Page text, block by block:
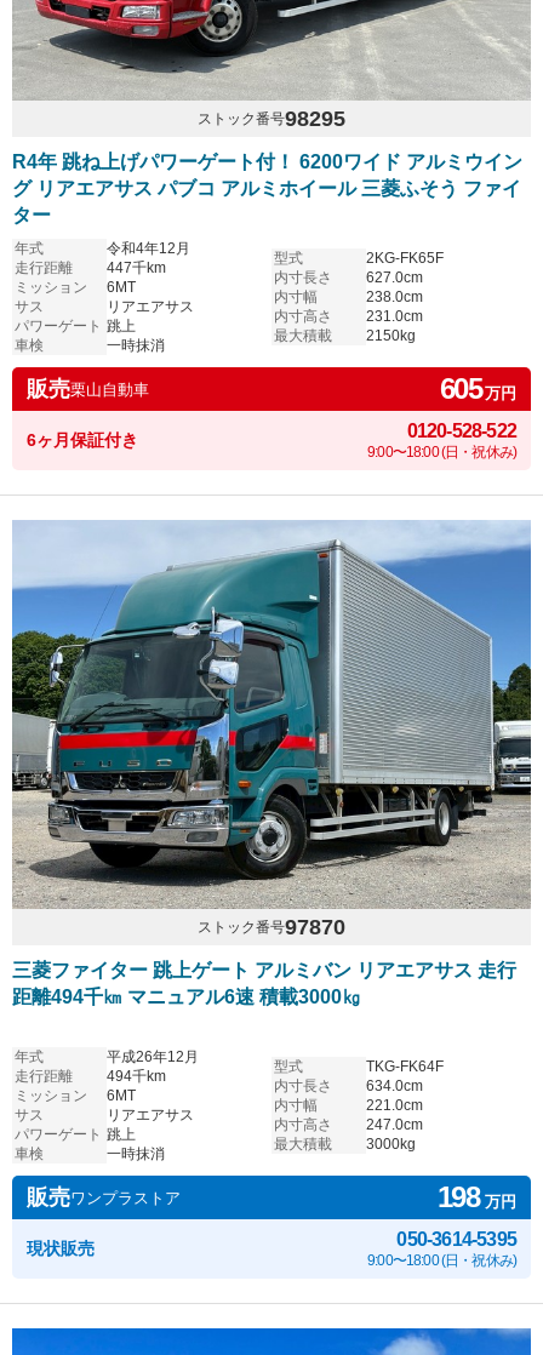
ストック番号98295
R4年 跳ね上げパワーゲート付！ 6200ワイド アルミウイン
グ リアエアサス パブコ アルミホイール 三菱ふそう ファイ
ター
年式
令和4年12月
走行距離
447千km
ミッション
6MT
サス
リアエアサス
パワーゲート 跳上
車検
一時抹消
型式
2KG-FK65F
内寸長さ
627.0cm
内寸幅
238.0cm
内寸高さ
231.0cm
最大積載
2150kg
販売栗山自動車 605万円
6ヶ月保証付き 0120-528-522
9:00〜18:00 (日・祝休み)
ストック番号97870
三菱ファイター 跳上ゲート アルミバン リアエアサス 走行
距離494千㎞ マニュアル6速 積載3000㎏
年式
平成26年12月
走行距離
494千km
ミッション
6MT
サス
リアエアサス
パワーゲート 跳上
車検
一時抹消
型式
TKG-FK64F
内寸長さ
634.0cm
内寸幅
221.0cm
内寸高さ
247.0cm
最大積載
3000kg
販売ワンプラストア 198万円
現状販売 050-3614-5395
9:00〜18:00 (日・祝休み)